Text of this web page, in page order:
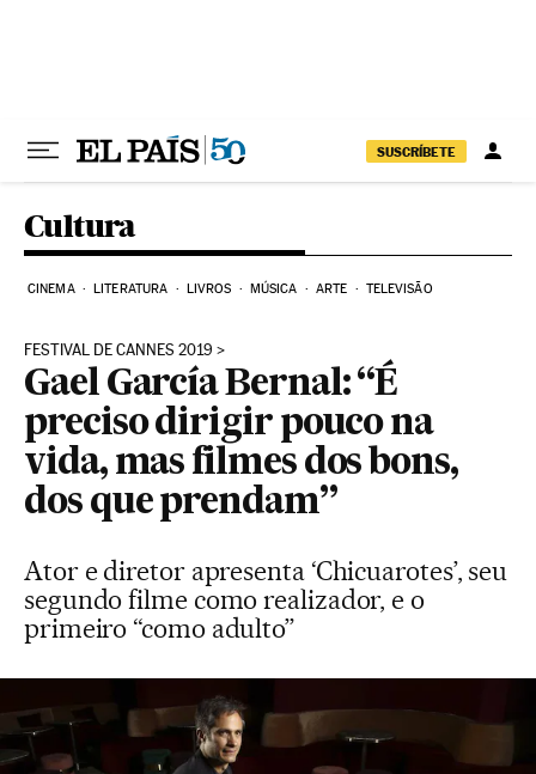
SUSCRÍBETE
Cultura
CINEMA LITERATURA LIVROS MÚSICA ARTE TELEVISÃO
FESTIVAL DE CANNES 2019
Gael García Bernal: “É
preciso dirigir pouco na
vida, mas filmes dos bons,
dos que prendam”
Ator e diretor apresenta ‘Chicuarotes’, seu
segundo filme como realizador, e o
primeiro “como adulto”